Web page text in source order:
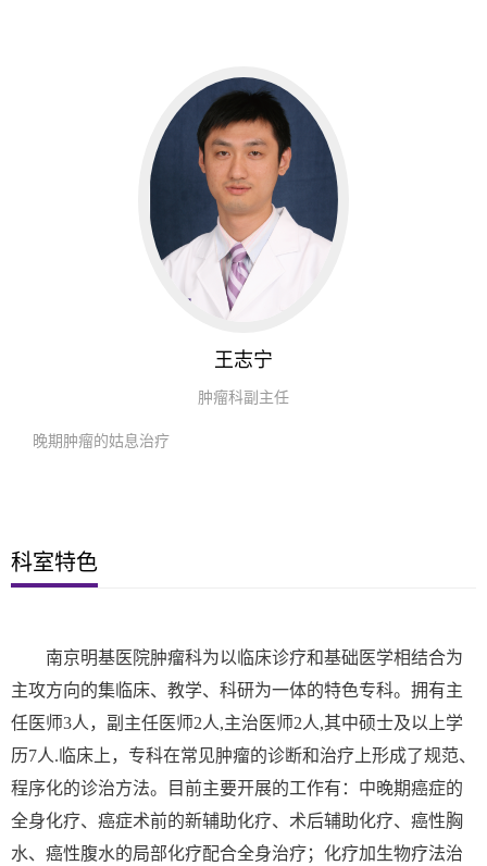
王志宁
肿瘤科副主任
晚期肿瘤的姑息治疗
科室特色
南京明基医院肿瘤科为以临床诊疗和基础医学相结合为
主攻方向的集临床、教学、科研为一体的特色专科。拥有主
任医师3人，副主任医师2人,主治医师2人,其中硕士及以上学
历7人.临床上，专科在常见肿瘤的诊断和治疗上形成了规范、
程序化的诊治方法。目前主要开展的工作有：中晚期癌症的
全身化疗、癌症术前的新辅助化疗、术后辅助化疗、癌性胸
水、癌性腹水的局部化疗配合全身治疗；化疗加生物疗法治